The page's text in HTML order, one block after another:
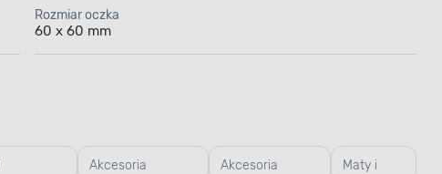
Rozmiar oczka
60 x 60 mm
Akcesoria Akcesoria Maty i